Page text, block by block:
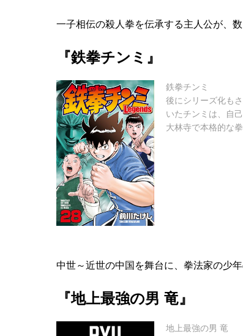
一子相伝の殺人拳を伝承する主人公が、
『鉄拳チンミ』
鉄拳チンミ
後にシリーズ化も
いたチンミは、自
大林寺で本格的な拳
中世～近世の中国を舞台に、拳法家の少
『地上最強の男 竜』
地上最強の男 竜